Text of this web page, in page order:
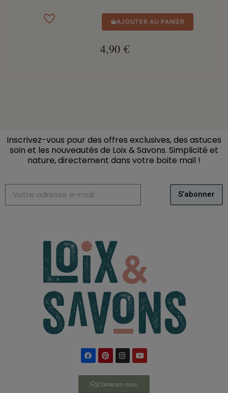
AJOUTER AU PANIER
4,90 €
Inscrivez-vous pour des offres exclusives, des astuces
soin et les nouveautés de Loix & Savons. Simplicité et
nature, directement dans votre boite mail !
S’abonner
Contactez-nous